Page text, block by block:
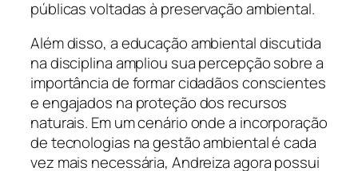
públicas voltadas à preservação ambiental.
Além disso, a educação ambiental discutida
na disciplina ampliou sua percepção sobre a
importância de formar cidadãos conscientes
e engajados na proteção dos recursos
naturais. Em um cenário onde a incorporação
de tecnologias na gestão ambiental é cada
vez mais necessária, Andreiza agora possui